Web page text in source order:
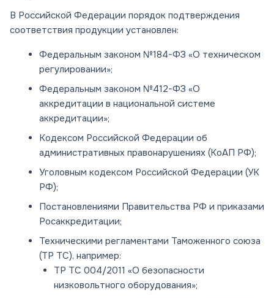
В Российской Федерации порядок подтверждения
соответствия продукции установлен:
Федеральным законом №184-ФЗ «О техническом
регулировании»;
Федеральным законом №412-ФЗ «О
аккредитации в национальной системе
аккредитации»;
Кодексом Российской Федерации об
административных правонарушениях (КоАП РФ);
Уголовным кодексом Российской Федерации (УК
РФ);
Постановлениями Правительства РФ и приказами
Росаккредитации;
Техническими регламентами Таможенного союза
(ТР ТС), например:
ТР ТС 004/2011 «О безопасности
низковольтного оборудования»;